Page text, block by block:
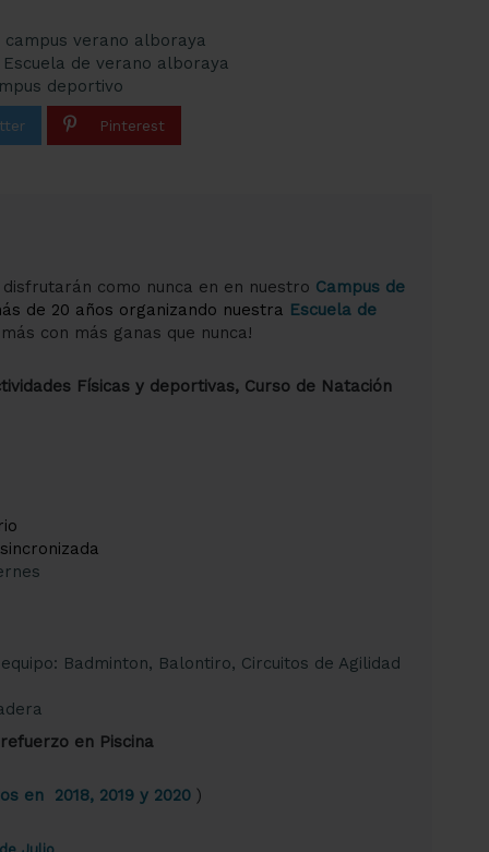
campus verano alboraya
Escuela de verano alboraya
deportivo
como nunca en en nuestro Campus de
de 20 años organizando nuestra Escuela de
con más ganas que nunca!
Físicas y deportivas, Curso de Natación
Badminton, Balontiro, Circuitos de Agilidad
en Piscina
en 2018, 2019 y 2020 )